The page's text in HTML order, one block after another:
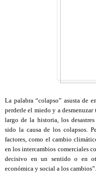
La palabra “colapso” asusta de
perderle el miedo y a
largo de la historia, los
sido la causa de los colapsos.
factores, como el cambio
en los intercambios comerciales
decisivo en un sentido o en
económica y social a los cambios”.